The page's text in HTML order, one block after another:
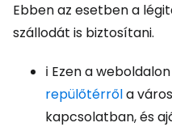
Ebben az esetben a
szállodát is biztosítani.
ℹ️ Ezen a
repülőtérrőla
kapcsolatban, és